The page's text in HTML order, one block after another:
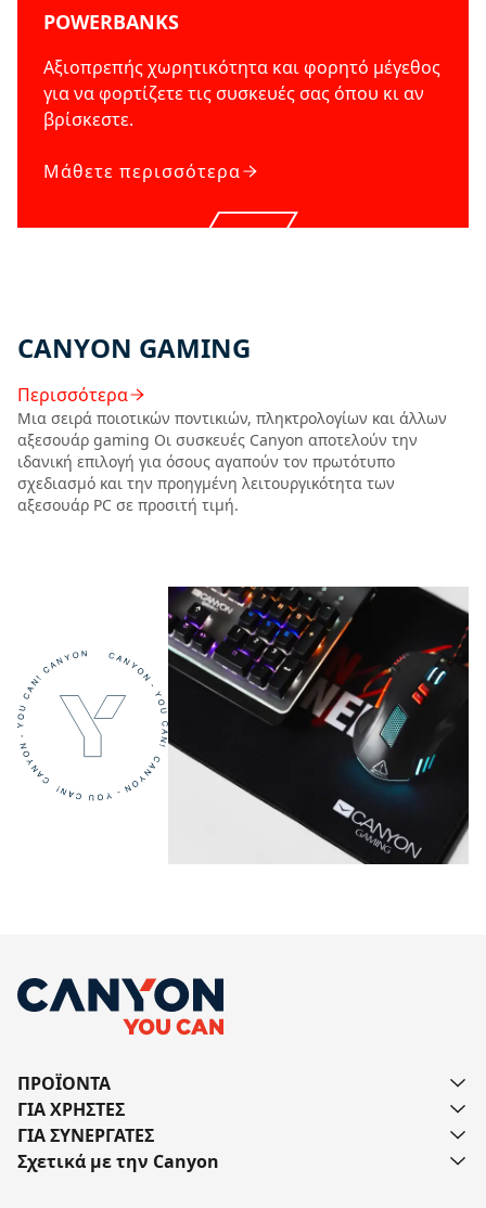
POWERBANKS
Αξιοπρεπής χωρητικότητα και φορητό μέγεθος
για να φορτίζετε τις συσκευές σας όπου κι αν
βρίσκεστε.
Μάθετε περισσότερα
CANYON GAMING
Περισσότερα
Μια σειρά ποιοτικών ποντικιών, πληκτρολογίων και άλλων
αξεσουάρ gaming Οι συσκευές Canyon αποτελούν την
ιδανική επιλογή για όσους αγαπούν τον πρωτότυπο
σχεδιασμό και την προηγμένη λειτουργικότητα των
αξεσουάρ PC σε προσιτή τιμή.
ΠΡΟΪΟΝΤΑ
ΓΙΑ ΧΡΗΣΤΕΣ
ΓΙΑ ΣΥΝΕΡΓΑΤΕΣ
Σχετικά με την Canyon